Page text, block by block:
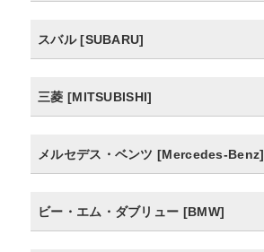
スバル [SUBARU]
三菱 [MITSUBISHI]
メルセデス・ベンツ [Mercedes-Benz]
ビー・エム・ダブリュー [BMW]